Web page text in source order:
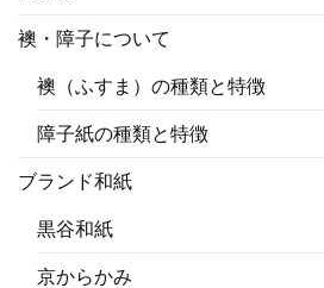
襖・障子について
襖（ふすま）の種類と特徴
障子紙の種類と特徴
ブランド和紙
黒谷和紙
京からかみ